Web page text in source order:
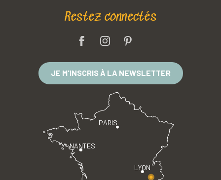
Restez connectés
JE M'INSCRIS À LA NEWSLETTER
PARIS
LYON
NANTES